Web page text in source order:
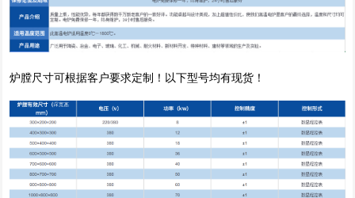
炉膛尺寸可根据客户要求定制！以下型号均有现货！